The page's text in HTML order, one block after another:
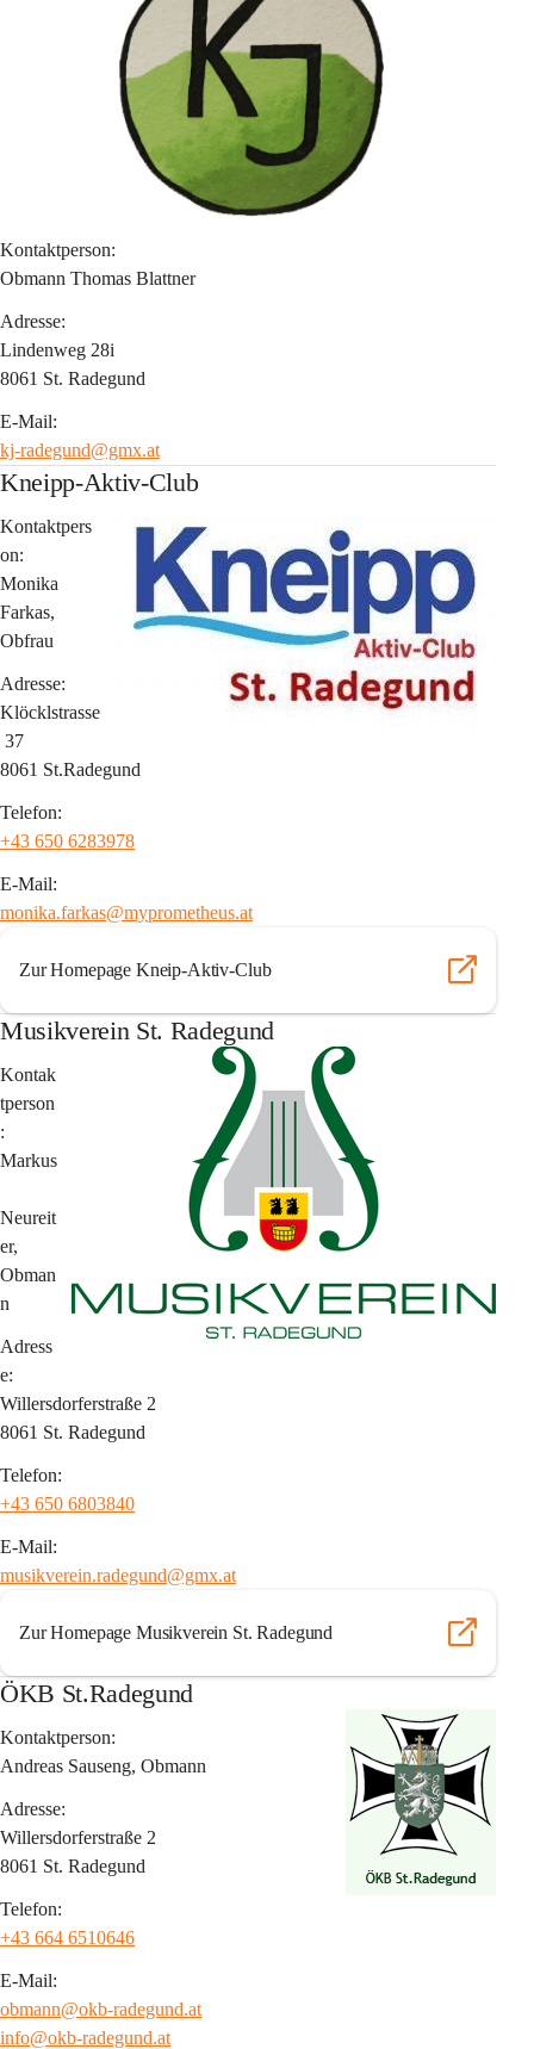
Kontaktperson:
Obmann Thomas Blattner
Adresse:
Lindenweg 28i
8061 St. Radegund
E-Mail:
kj-radegund@gmx.at
Kneipp-Aktiv-Club
Kontaktpers
on:
Monika
Farkas,
Obfrau
Adresse:
Klöcklstrasse
37
8061 St.Radegund
Telefon:
+43 650 6283978
E-Mail:
monika.farkas@myprometheus.at
Zur Homepage Kneip-Aktiv-Club
Musikverein St. Radegund
Kontak
tperson
:
Markus
Neureit
er,
Obman
n
Adress
e:
Willersdorferstraße 2
8061 St. Radegund
Telefon:
+43 650 6803840
E-Mail:
musikverein.radegund@gmx.at
Zur Homepage Musikverein St. Radegund
ÖKB St.Radegund
Kontaktperson:
Andreas Sauseng, Obmann
Adresse:
Willersdorferstraße 2
8061 St. Radegund
Telefon:
+43 664 6510646
E-Mail:
obmann@okb-radegund.at
info@okb-radegund.at